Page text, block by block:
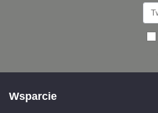
Wsparcie